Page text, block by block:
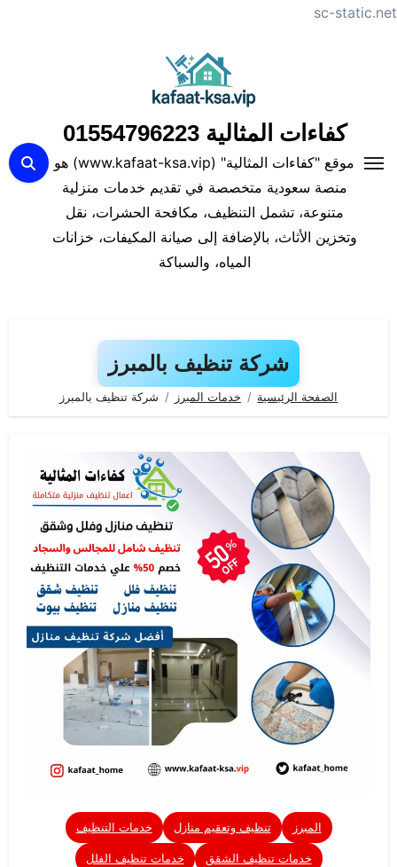
sc-static.net
كفاءات المثالية 01554796223
موقع "كفاءات المثالية" (www.kafaat-ksa.vip) هو
منصة سعودية متخصصة في تقديم خدمات منزلية
متنوعة، تشمل التنظيف، مكافحة الحشرات، نقل
وتخزين الأثاث، بالإضافة إلى صيانة المكيفات، خزانات
المياه، والسباكة
شركة تنظيف بالمبرز
الصفحة الرئيسية خدمات المبرز شركة تنظيف بالمبرز
المبرز تنظيف وتعقيم منازل خدمات التنظيف
خدمات تنظيف الشقق خدمات تنظيف الفلل